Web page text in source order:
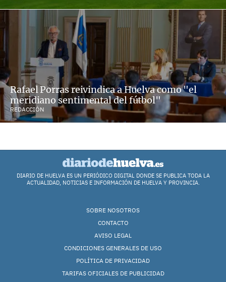
Rafael Porras reivindica a Huelva como "el
meridiano sentimental del fútbol"
REDACCIÓN
DIARIO DE HUELVA ES UN PERIÓDICO DIGITAL DONDE SE PUBLICA TODA LA
ACTUALIDAD, NOTICIAS E INFORMACIÓN DE HUELVA Y PROVINCIA.
SOBRE NOSOTROS
CONTACTO
AVISO LEGAL
CONDICIONES GENERALES DE USO
POLÍTICA DE PRIVACIDAD
TARIFAS OFICIALES DE PUBLICIDAD